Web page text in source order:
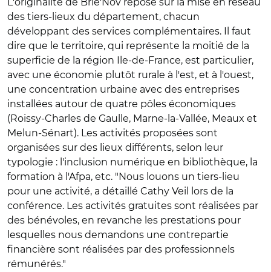
des tiers-lieux du département, chacun
développant des services complémentaires. Il faut
dire que le territoire, qui représente la moitié de la
superficie de la région Ile-de-France, est particulier,
avec une économie plutôt rurale à l'est, et à l'ouest,
une concentration urbaine avec des entreprises
installées autour de quatre pôles économiques
(Roissy-Charles de Gaulle, Marne-la-Vallée, Meaux et
Melun-Sénart). Les activités proposées sont
organisées sur des lieux différents, selon leur
typologie : l'inclusion numérique en bibliothèque, la
formation à l'Afpa, etc. "Nous louons un tiers-lieu
pour une activité, a détaillé Cathy Veil lors de la
conférence. Les activités gratuites sont réalisées par
des bénévoles, en revanche les prestations pour
lesquelles nous demandons une contrepartie
financière sont réalisées par des professionnels
rémunérés."